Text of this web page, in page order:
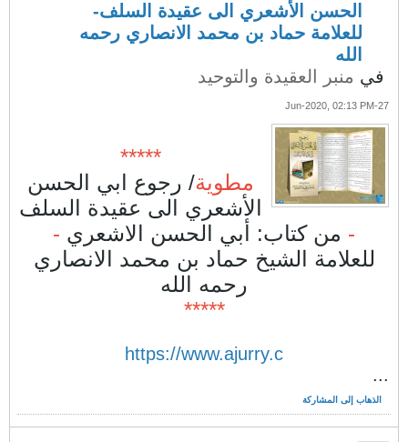
الحسن الأشعري الى عقيدة السلف-
للعلامة حماد بن محمد الانصاري رحمه
الله
في منبر العقيدة والتوحيد
27-Jun-2020, 02:13 PM
*****
مطوية/ رجوع ابي الحسن
الأشعري الى عقيدة السلف
- من كتاب: أبي الحسن الاشعري -
للعلامة الشيخ حماد بن محمد الانصاري
رحمه الله
*****
https://www.ajurry.c
...
الذهاب إلى المشاركة